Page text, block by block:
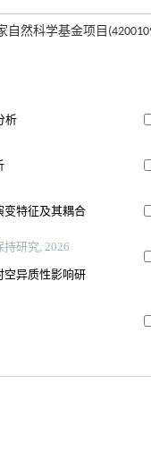
然科学基金项目